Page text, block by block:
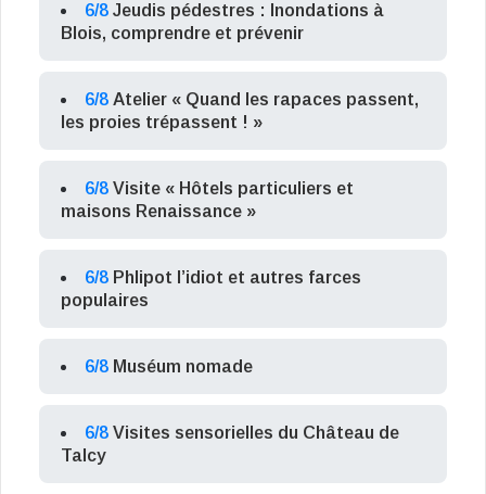
6/8 Jeudis pédestres : Inondations à
Blois, comprendre et prévenir
6/8 Atelier « Quand les rapaces passent,
les proies trépassent ! »
6/8 Visite « Hôtels particuliers et
maisons Renaissance »
6/8 Phlipot l’idiot et autres farces
populaires
6/8 Muséum nomade
6/8 Visites sensorielles du Château de
Talcy